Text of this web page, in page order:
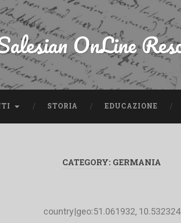
OnLine
STORIA EDUCAZIONE
CATEGORY: GERMANIA
country|geo:51.061932, 10.532324